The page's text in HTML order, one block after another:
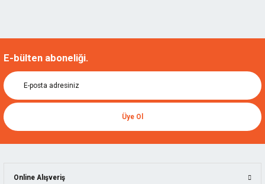
E-bülten aboneliği.
Üye Ol
Online Alışveriş